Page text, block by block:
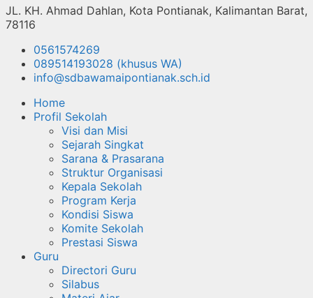
JL. KH. Ahmad Dahlan, Kota Pontianak, Kalimantan Barat,
78116
0561574269
089514193028 (khusus WA)
info@sdbawamaipontianak.sch.id
Home
Profil Sekolah
Visi dan Misi
Sejarah Singkat
Sarana & Prasarana
Struktur Organisasi
Kepala Sekolah
Program Kerja
Kondisi Siswa
Komite Sekolah
Prestasi Siswa
Guru
Directori Guru
Silabus